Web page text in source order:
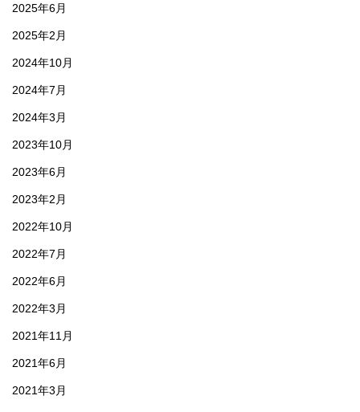
2025年6月
2025年2月
2024年10月
2024年7月
2024年3月
2023年10月
2023年6月
2023年2月
2022年10月
2022年7月
2022年6月
2022年3月
2021年11月
2021年6月
2021年3月